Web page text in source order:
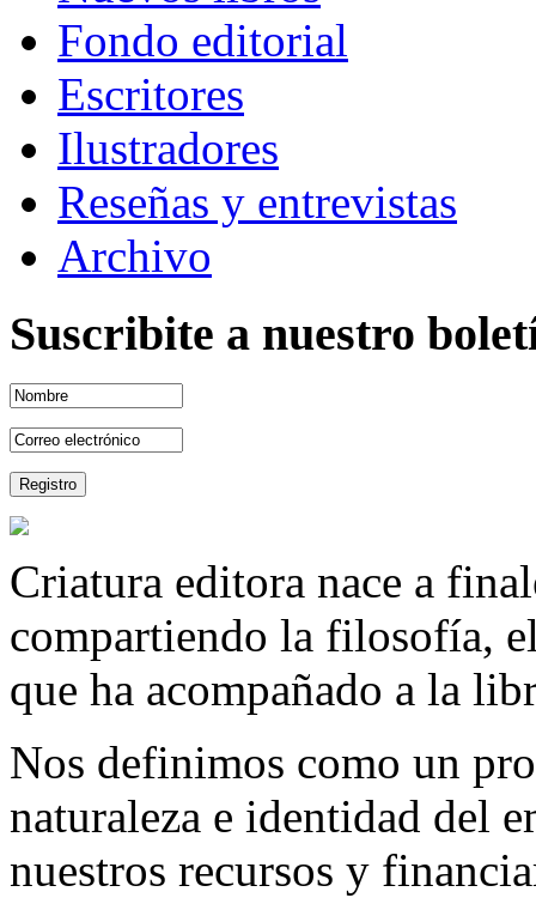
Fondo editorial
Escritores
Ilustradores
Reseñas y entrevistas
Archivo
Suscribite a nuestro
Criatura editora nace a
compartiendo la filosofía,
que ha acompañado a la
Nos definimos como un
naturaleza e identidad del
nuestros recursos y